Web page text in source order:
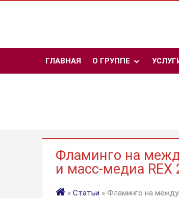
ГЛАВНАЯ О ГРУППЕ
Фламинго на
и масс-медиа REX
» Статьи » Фламинго на